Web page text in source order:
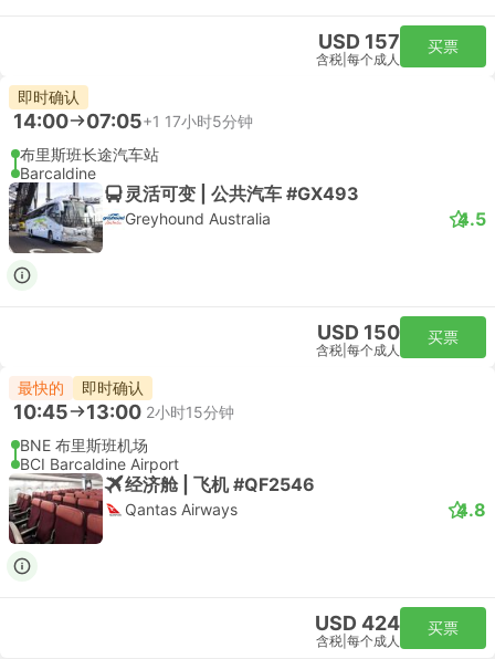
USD 157
含税 每个成人
买票
即时确认
14:00 07:05+1 17小时5分钟
布里斯班长途汽车站
Barcaldine
灵活可变 | 公共汽车 #GX493
Greyhound Australia 4.5
USD 150
含税 每个成人
买票
最快的 即时确认
10:45 13:00 2小时15分钟
BNE 布里斯班机场
BCI Barcaldine Airport
经济舱 | 飞机 #QF2546
Qantas Airways 4.8
USD 424
含税 每个成人
买票